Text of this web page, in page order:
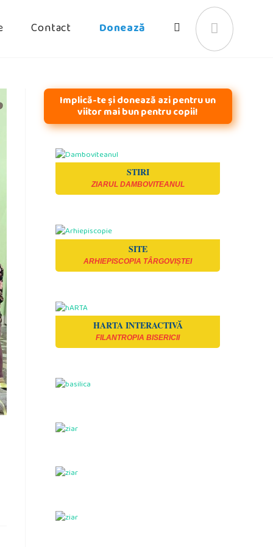
Contact Donează Toggle
search
Implică-te și donează azi pentru un
viitor mai bun pentru copii!
STIRI
ZIARUL DAMBOVITEANUL
SITE
ARHIEPISCOPIA TÂRGOVIȘTEI
HARTA INTERACTIVĂ
FILANTROPIA BISERICII